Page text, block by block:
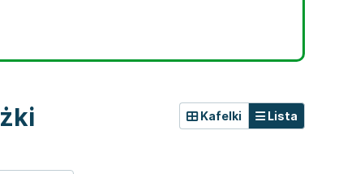
Kafelki Lista